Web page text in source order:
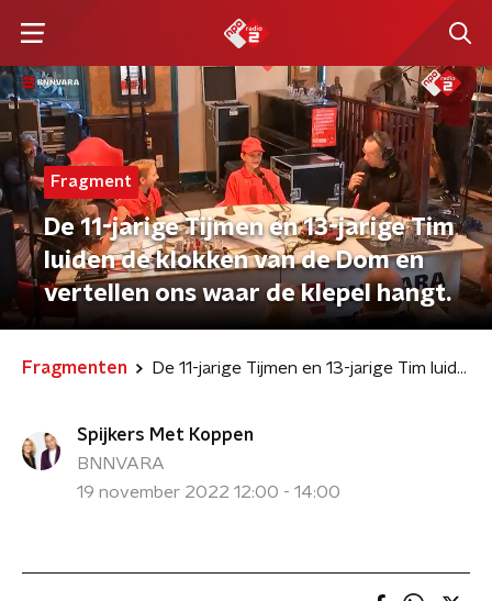
Fragment
De 11-jarige Tijmen en 13-jarige Tim
luiden de klokken van de Dom en
vertellen ons waar de klepel hangt.
Fragmenten De 11-jarige Tijmen en 13-jarige Tim luiden de klokken van de Dom en vertellen ons waar de klepel hangt.
Spijkers Met Koppen
BNNVARA
19 november 2022 12:00 - 14:00